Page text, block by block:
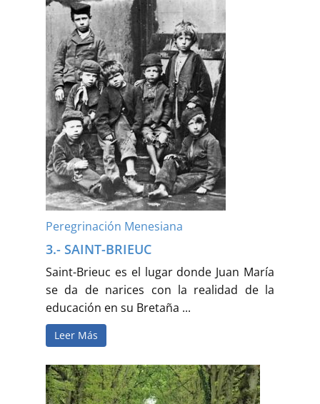
Peregrinación Menesiana
3.- SAINT-BRIEUC
Saint-Brieuc es el lugar donde Juan María
se da de narices con la realidad de la
educación en su Bretaña ...
Leer Más